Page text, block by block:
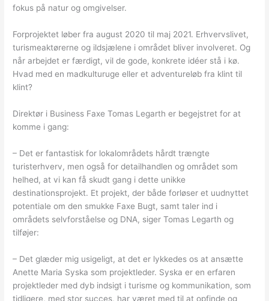
fokus på natur og omgivelser.
Forprojektet løber fra august 2020 til maj 2021. Erhvervslivet,
turismeaktørerne og ildsjælene i området bliver involveret. Og
når arbejdet er færdigt, vil de gode, konkrete idéer stå i kø.
Hvad med en madkulturuge eller et adventureløb fra klint til
klint?
Direktør i Business Faxe Tomas Legarth er begejstret for at
komme i gang:
– Det er fantastisk for lokalområdets hårdt trængte
turisterhverv, men også for detailhandlen og området som
helhed, at vi kan få skudt gang i dette unikke
destinationsprojekt. Et projekt, der både forløser et uudnyttet
potentiale om den smukke Faxe Bugt, samt taler ind i
områdets selvforståelse og DNA, siger Tomas Legarth og
tilføjer:
– Det glæder mig usigeligt, at det er lykkedes os at ansætte
Anette Maria Syska som projektleder. Syska er en erfaren
projektleder med dyb indsigt i turisme og kommunikation, som
tidligere, med stor succes, har været med til at opfinde og